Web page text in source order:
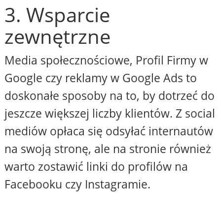
3. Wsparcie
zewnętrzne
Media społecznościowe, Profil Firmy w
Google czy reklamy w Google Ads to
doskonałe sposoby na to, by dotrzeć do
jeszcze większej liczby klientów. Z social
mediów opłaca się odsyłać internautów
na swoją stronę, ale na stronie również
warto zostawić linki do profilów na
Facebooku czy Instagramie.